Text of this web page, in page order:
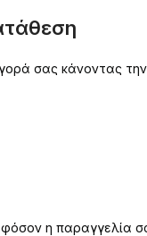
σας κάνοντας
η παραγγελία